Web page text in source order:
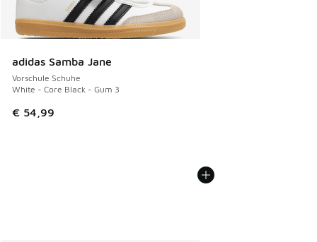
adidas Samba Jane
Vorschule Schuhe
White - Core Black - Gum 3
€ 54,99